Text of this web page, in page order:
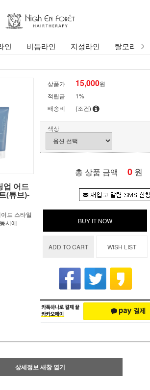
인 비듬라인 지성라인
탈모라인
업 어드
(튜브)-
드 스타일
시에
상품가 15,000원
적립금
1%
배송비
(조건)
색상
총 상품 금액 0 원
BUY IT NOW
ADD TO CART WISH LIST
상세정보 새창 열기